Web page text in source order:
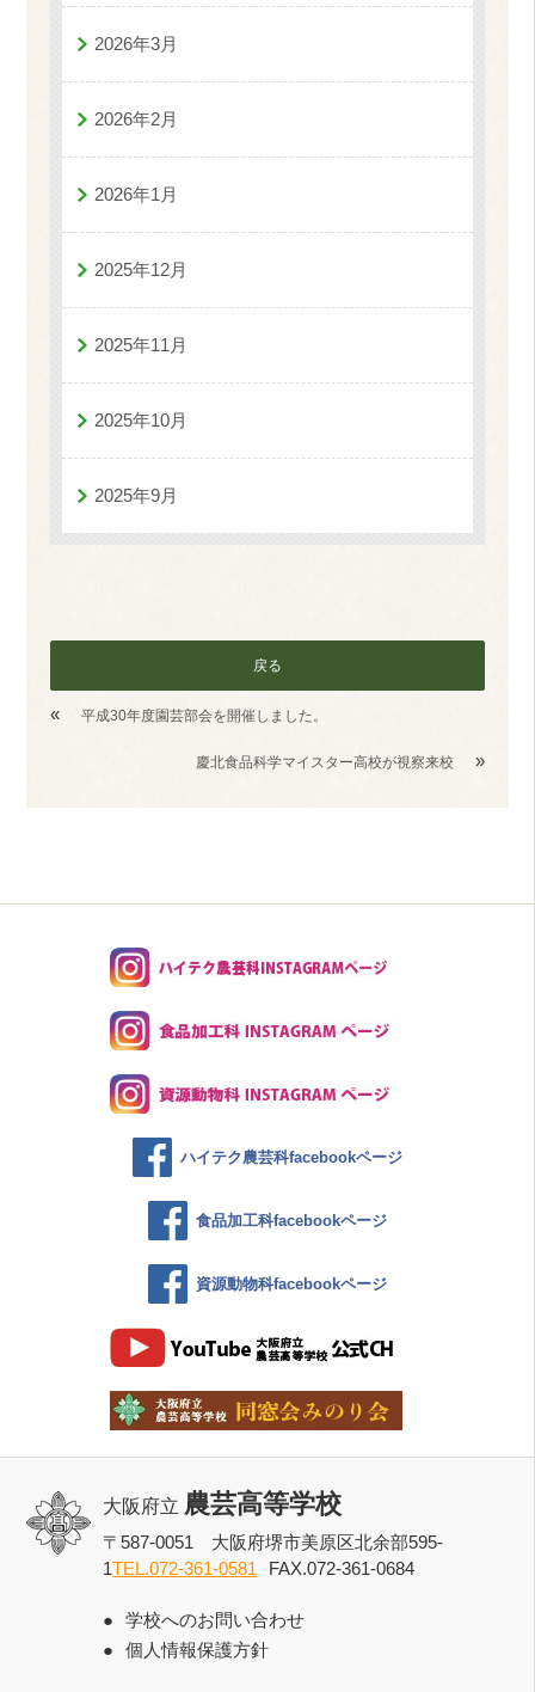
2026年3月
2026年2月
2026年1月
2025年12月
2025年11月
2025年10月
2025年9月
戻る
« 平成30年度園芸部会を開催しました。
慶北食品科学マイスター高校が視察来校 »
ハイテク農芸科facebookページ
食品加工科facebookページ
資源動物科facebookページ
大阪府立 農芸高等学校
〒587-0051 大阪府堺市美原区北余部595-
1TEL.072-361-0581 FAX.072-361-0684
学校へのお問い合わせ
個人情報保護方針